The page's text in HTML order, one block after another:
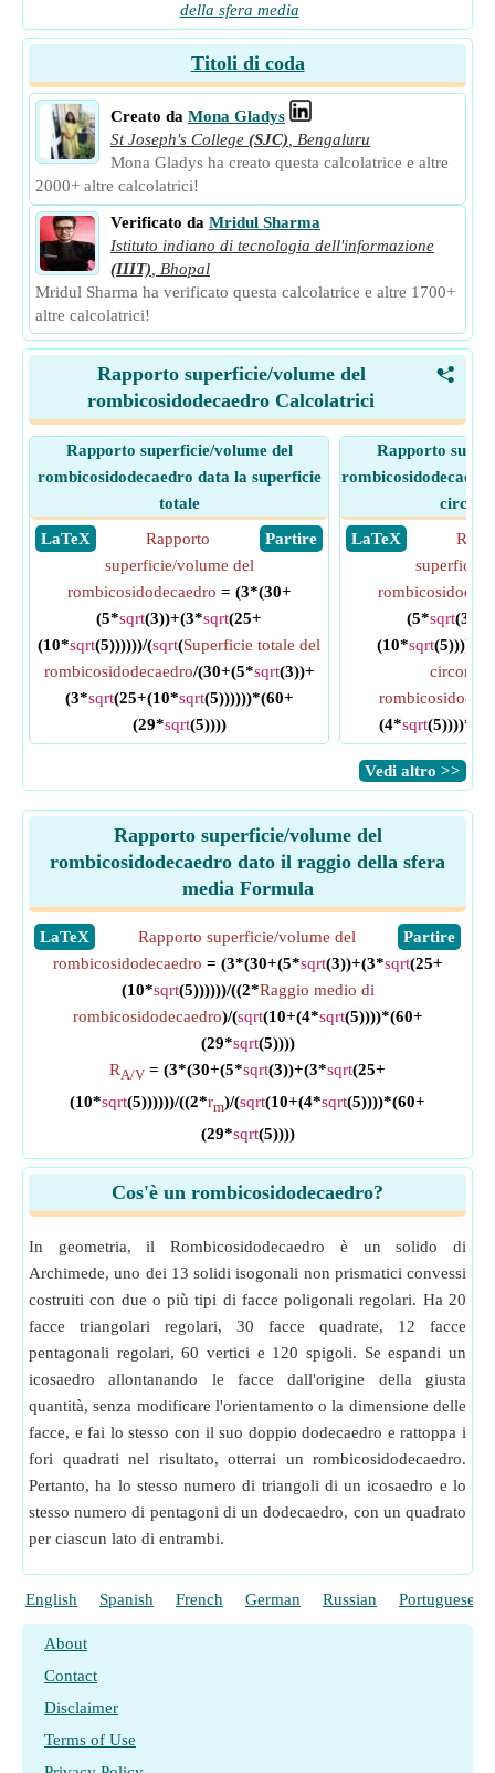
della sfera media
Titoli di coda
Creato da Mona Gladys
St Joseph's College (SJC)
Bengaluru
Mona Gladys ha creato questa calcolatrice e altre
2000+ altre calcolatrici!
Verificato da Mridul Sharma
Istituto indiano di tecnologia dell'informazione
(IIIT)
Bhopal
Mridul Sharma ha verificato questa calcolatrice e altre 1700+
altre calcolatrici!
<
Rapporto superficie/volume del
rombicosidodecaedro Calcolatrici
Rapporto superficie/volume del
rombicosidodecaedro data la superficie
totale
​ LaTeX
​ Partire
Rapporto
superficie/volume del
rombicosidodecaedro = (3*(30+
(5*sqrt(3))+(3*sqrt(25+
(10*sqrt(5))))))/(sqrt(Superficie totale del
rombicosidodecaedro/(30+(5*sqrt(3))+
(3*sqrt(25+(10*sqrt(5))))))*(60+
(29*sqrt(5))))
Rapporto
​ LaTeX
superficie/
(5*sqrt
(10*sqrt(5))))))/
(4*sqrt
​Vedi altro >>
Rapporto superficie/volume del
rombicosidodecaedro dato il raggio della sfera
media Formula
​LaTeX ​Partire
Rapporto superficie/volume del
rombicosidodecaedro = (3*(30+(5*sqrt(3))+(3*sqrt(25+
(10*sqrt(5))))))/((2*Raggio medio di
rombicosidodecaedro)/(sqrt(10+(4*sqrt(5))))*(60+
(29*sqrt(5))))
RA/V = (3*(30+(5*sqrt(3))+(3*sqrt(25+
(10*sqrt(5))))))/((2*rm)/(sqrt(10+(4*sqrt(5))))*(60+
(29*sqrt(5))))
Cos'è un rombicosidodecaedro?
In geometria, il Rombicosidodecaedro è un solido di
Archimede, uno dei 13 solidi isogonali non prismatici convessi
costruiti con due o più tipi di facce poligonali regolari. Ha 20
facce triangolari regolari, 30 facce quadrate, 12 facce
pentagonali regolari, 60 vertici e 120 spigoli. Se espandi un
icosaedro allontanando le facce dall'origine della giusta
quantità, senza modificare l'orientamento o la dimensione delle
facce, e fai lo stesso con il suo doppio dodecaedro e rattoppa i
fori quadrati nel risultato, otterrai un rombicosidodecaedro.
Pertanto, ha lo stesso numero di triangoli di un icosaedro e lo
stesso numero di pentagoni di un dodecaedro, con un quadrato
per ciascun lato di entrambi.
English Spanish French German Russian Portuguese
About
Contact
Disclaimer
Terms of Use